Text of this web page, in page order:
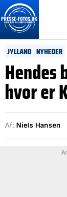
JYLLAND NYHEDER
Hendes
hvor er
Af: Niels Hansen